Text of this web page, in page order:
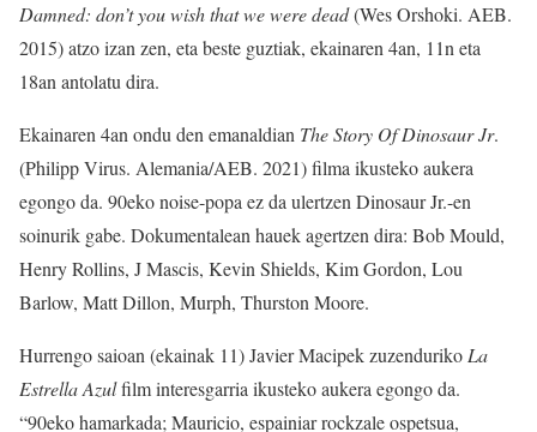
Damned: don’t you wish that we were dead(Wes Orshoki. AEB.
2015) atzo izan zen, eta beste guztiak, ekainaren 4an, 11n eta
18an antolatu dira.
Ekainaren 4an ondu den emanaldian The Story Of Dinosaur Jr.
(Philipp Virus. Alemania/AEB. 2021) filma ikusteko aukera
egongo da. 90eko noise-popa ez da ulertzen Dinosaur Jr.-en
soinurik gabe. Dokumentalean hauek agertzen dira: Bob Mould,
Henry Rollins, J Mascis, Kevin Shields, Kim Gordon, Lou
Barlow, Matt Dillon, Murph, Thurston Moore.
Hurrengo saioan (ekainak 11) Javier Macipek zuzendurikoLa
Estrella Azulfilm interesgarria ikusteko aukera egongo da.
“90eko hamarkada; Mauricio, espainiar rockzale ospetsua,